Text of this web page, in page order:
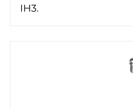
IH3.